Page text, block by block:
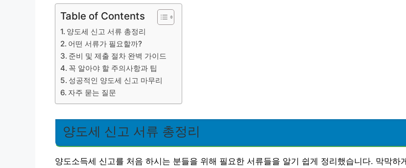
Table of Contents
양도세 신고 서류 총정리
어떤 서류가 필요할까?
준비 및 제출 절차 완벽 가이드
꼭 알아야 할 주의사항과 팁
성공적인 양도세 신고 마무리
자주 묻는 질문
양도세 신고 서류 총정리
양도소득세 신고를 처음 하시는 분들을 위해 필요한 서류들을 알기 쉽게 정리했습니다. 막막하게